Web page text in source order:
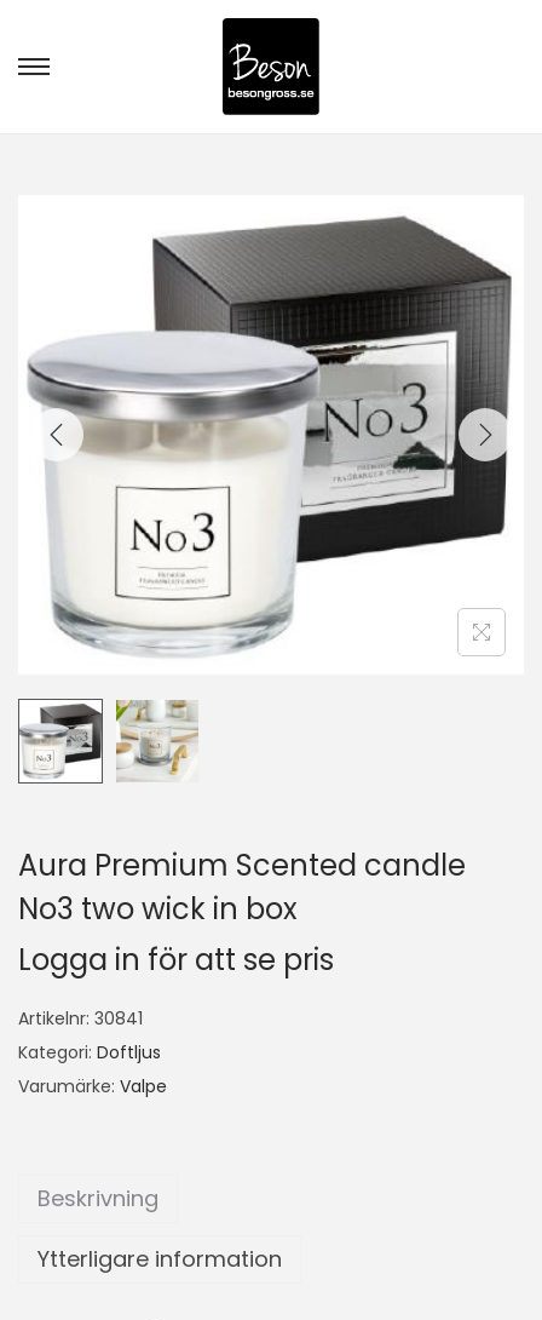
Aura Premium Scented candle
No3 two wick in box
Logga in för att se pris
Artikelnr: 30841
Kategori: Doftljus
Varumärke: Valpe
Beskrivning
Ytterligare information